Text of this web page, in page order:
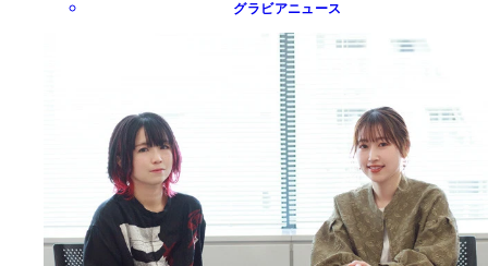
グラビアニュース